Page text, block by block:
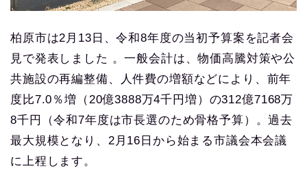
柏原市は2月13日、令和8年度の当初予算案を記者会
見で発表しました 。一般会計は、物価高騰対策や公
共施設の再編整備、人件費の増額などにより、前年
度比7.0％増（20億3888万4千円増）の312億7168万
8千円（令和7年度は市長選のため骨格予算）。過去
最大規模となり、2月16日から始まる市議会本会議
に上程します。